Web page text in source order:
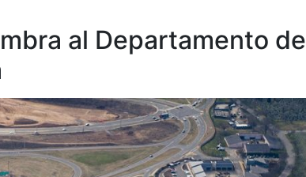
al Departamento de